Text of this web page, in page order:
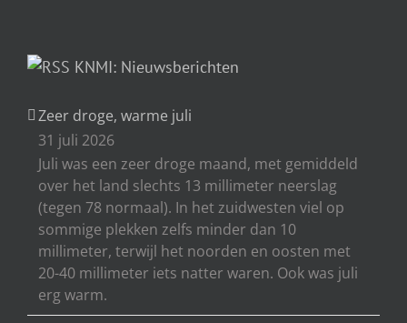
KNMI: Nieuwsberichten
Zeer droge, warme juli
31 juli 2026
Juli was een zeer droge maand, met gemiddeld
over het land slechts 13 millimeter neerslag
(tegen 78 normaal). In het zuidwesten viel op
sommige plekken zelfs minder dan 10
millimeter, terwijl het noorden en oosten met
20-40 millimeter iets natter waren. Ook was juli
erg warm.